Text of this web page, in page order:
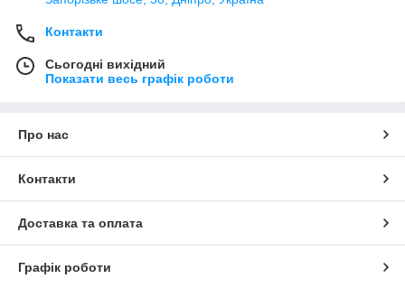
Контакти
Сьогодні вихідний
Показати весь графік роботи
Про нас
Контакти
Доставка та оплата
Графік роботи